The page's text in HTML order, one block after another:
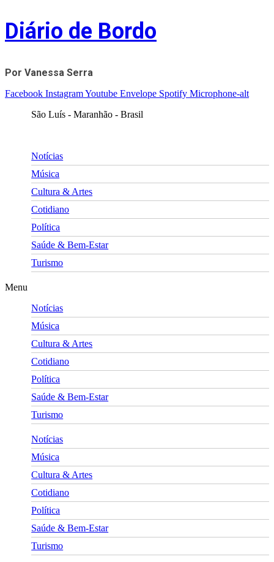
Skip
to
content
Diário de Bordo
Por Vanessa Serra
Facebook InstagramYoutube Envelope Spotify Microphone-alt
São Luís - Maranhão - Brasil
Notícias
Música
Cultura & Artes
Cotidiano
Política
Saúde & Bem-Estar
Turismo
Menu
Notícias
Música
Cultura & Artes
Cotidiano
Política
Saúde & Bem-Estar
Turismo
Notícias
Música
Cultura & Artes
Cotidiano
Política
Saúde & Bem-Estar
Turismo